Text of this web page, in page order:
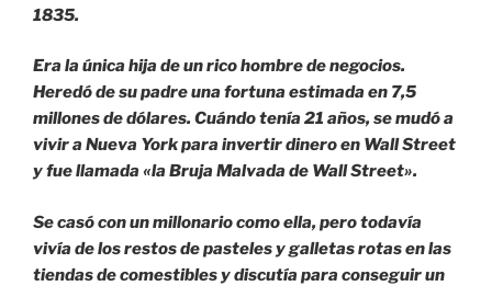
1835.
Era la única hija de un rico hombre de negocios.
Heredó de su padre una fortuna estimada en 7,5
millones de dólares. Cuándo tenía 21 años, se mudó a
vivir a Nueva York para invertir dinero en Wall Street
y fue llamada «la Bruja Malvada de Wall Street».
Se casó con un millonario como ella, pero todavía
vivía de los restos de pasteles y galletas rotas en las
tiendas de comestibles y discutía para conseguir un